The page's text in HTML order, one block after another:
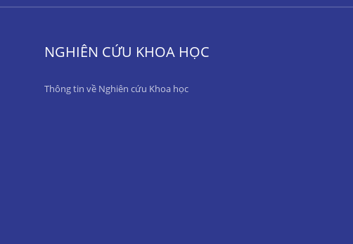
NGHIÊN CỨU KHOA HỌC
Thông tin về Nghiên cứu Khoa học